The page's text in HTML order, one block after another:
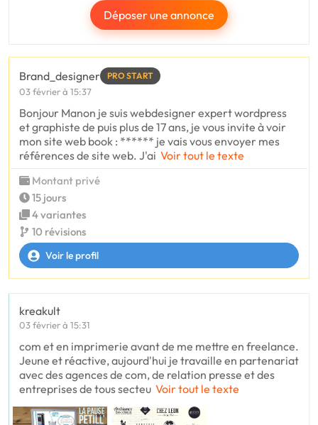
Déposer une annonce
Brand_designer PRO START
03 février à 15:37
Bonjour Manon je suis webdesigner expert wordpress
et graphiste de puis plus de 17 ans, je vous invite à voir
mon site web book : ****** je vais vous envoyer mes
références de site web. J'ai Voir tout le texte
Montant privé
15 jours
4 variantes
10 révisions
Voir le profil
kreakult
03 février à 15:31
com et en imprimerie avant de me mettre en freelance.
Jeune et réactive, aujourd'hui je travaille en partenariat
avec des agences de com, de relation presse et des
entreprises de tous secteu Voir tout le texte